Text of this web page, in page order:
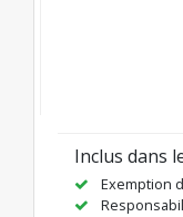
Inclus dans
Exemption